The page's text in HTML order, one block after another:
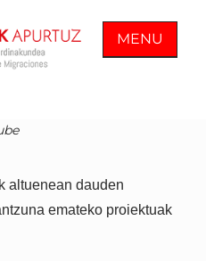
plena
MENU
altuenean dauden
emateko proiektuak